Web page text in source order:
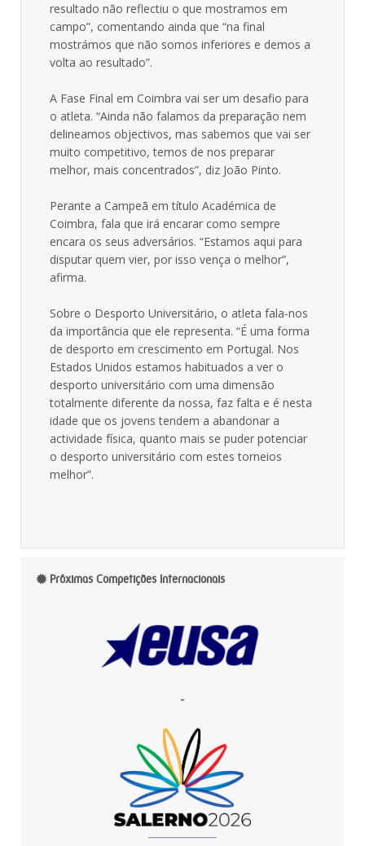
resultado não reflectiu o que mostramos em
campo”, comentando ainda que “na final
mostrámos que não somos inferiores e demos a
volta ao resultado”.
A Fase Final em Coimbra vai ser um desafio para
o atleta. “Ainda não falamos da preparação nem
delineamos objectivos, mas sabemos que vai ser
muito competitivo, temos de nos preparar
melhor, mais concentrados”, diz João Pinto.
Perante a Campeã em título Académica de
Coimbra, fala que irá encarar como sempre
encara os seus adversários. “Estamos aqui para
disputar quem vier, por isso vença o melhor”,
afirma.
Sobre o Desporto Universitário, o atleta fala-nos
da importância que ele representa. “É uma forma
de desporto em crescimento em Portugal. Nos
Estados Unidos estamos habituados a ver o
desporto universitário com uma dimensão
totalmente diferente da nossa, faz falta e é nesta
idade que os jovens tendem a abandonar a
actividade física, quanto mais se puder potenciar
o desporto universitário com estes torneios
melhor”.
Próximas Competições Internacionais
-